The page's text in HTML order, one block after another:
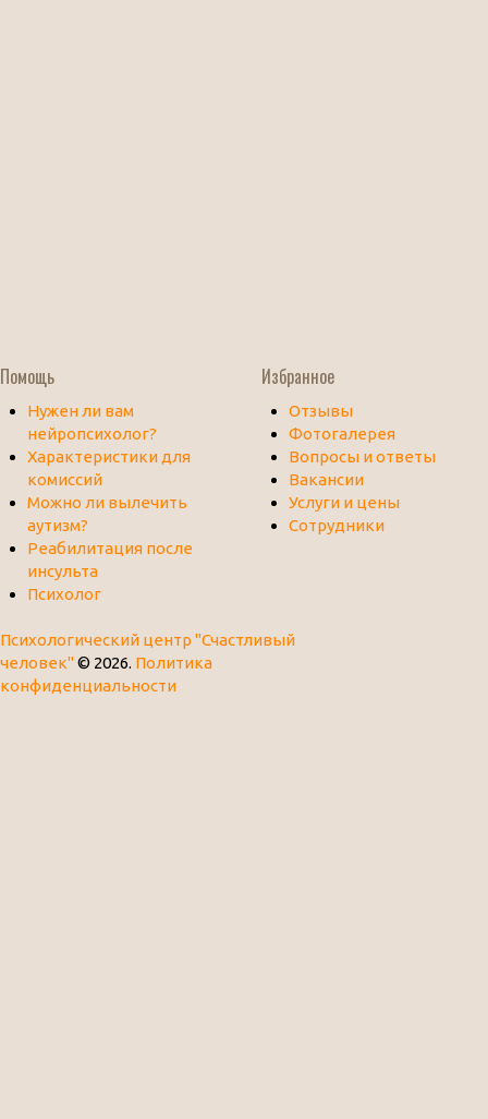
Помощь
Нужен ли вам
нейропсихолог?
Характеристики для
комиссий
Можно ли вылечить
аутизм?
Реабилитация после
инсульта
Психолог
Избранное
Отзывы
Фотогалерея
Вопросы и ответы
Вакансии
Услуги и цены
Сотрудники
Психологический центр "Счастливый
человек"© 2026. Политика
конфиденциальности